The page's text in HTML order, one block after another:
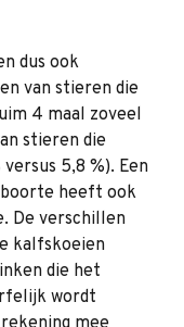
dus ook
van stieren die
4 maal zoveel
stieren die
5,8 %). Een
heeft ook
De verschillen
kalfskoeien
die het
wordt